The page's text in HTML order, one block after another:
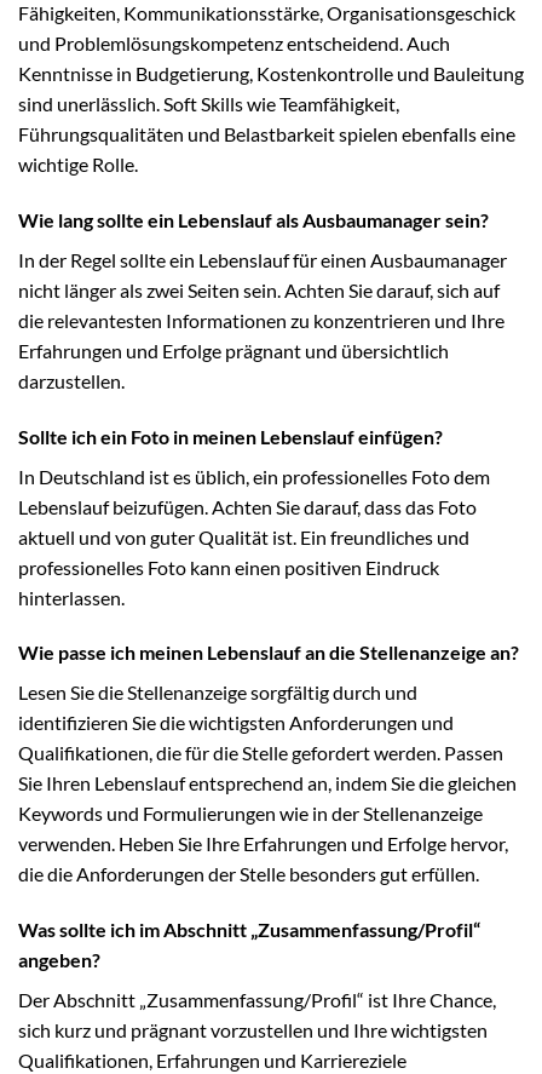
Fähigkeiten, Kommunikationsstärke, Organisationsgeschick
und Problemlösungskompetenz entscheidend. Auch
Kenntnisse in Budgetierung, Kostenkontrolle und Bauleitung
sind unerlässlich. Soft Skills wie Teamfähigkeit,
Führungsqualitäten und Belastbarkeit spielen ebenfalls eine
wichtige Rolle.
Wie lang sollte ein Lebenslauf als Ausbaumanager sein?
In der Regel sollte ein Lebenslauf für einen Ausbaumanager
nicht länger als zwei Seiten sein. Achten Sie darauf, sich auf
die relevantesten Informationen zu konzentrieren und Ihre
Erfahrungen und Erfolge prägnant und übersichtlich
darzustellen.
Sollte ich ein Foto in meinen Lebenslauf einfügen?
In Deutschland ist es üblich, ein professionelles Foto dem
Lebenslauf beizufügen. Achten Sie darauf, dass das Foto
aktuell und von guter Qualität ist. Ein freundliches und
professionelles Foto kann einen positiven Eindruck
hinterlassen.
Wie passe ich meinen Lebenslauf an die Stellenanzeige an?
Lesen Sie die Stellenanzeige sorgfältig durch und
identifizieren Sie die wichtigsten Anforderungen und
Qualifikationen, die für die Stelle gefordert werden. Passen
Sie Ihren Lebenslauf entsprechend an, indem Sie die gleichen
Keywords und Formulierungen wie in der Stellenanzeige
verwenden. Heben Sie Ihre Erfahrungen und Erfolge hervor,
die die Anforderungen der Stelle besonders gut erfüllen.
Was sollte ich im Abschnitt „Zusammenfassung/Profil“
angeben?
Der Abschnitt „Zusammenfassung/Profil“ ist Ihre Chance,
sich kurz und prägnant vorzustellen und Ihre wichtigsten
Qualifikationen, Erfahrungen und Karriereziele